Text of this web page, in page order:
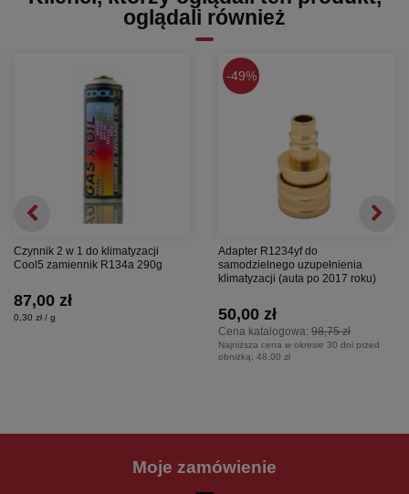
oglądali również
Czynnik 2 w 1 do klimatyzacji
Cool5 zamiennik R134a 290g
87,00 zł
0,30 zł / g
49%
Adapter R1234yf do
samodzielnego uzupełnienia
klimatyzacji (auta po 2017 roku)
Cena katalogowa: 98,75 zł
50,00 zł
Najniższa cena w okresie 30 dni przed
obniżką: 48,00 zł
Moje zamówienie